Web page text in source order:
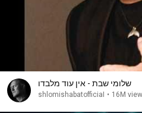
שלומי שבת - אין עוד מלבדו
shlomishabatofficiaI • 16M